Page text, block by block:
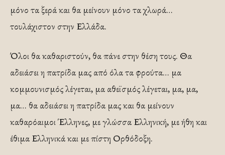
μόνο τα ξερά και θα μείνουν μόνο τα χλωρά…
τουλάχιστον στην Ελλάδα.
Όλοι θα καθαριστούν, θα πάνε στην θέση τους. Θα
αδειάσει η πατρίδα μας από όλα τα φρούτα… μα
κομμουνισμός λέγεται, μα αθεϊσμός λέγεται, μα, μα,
μα… θα αδειάσει η πατρίδα μας και θα μείνουν
καθαρόαιμοι Έλληνες, με γλώσσα Ελληνική, με ήθη και
έθιμα Ελληνικά και με πίστη Ορθόδοξη.